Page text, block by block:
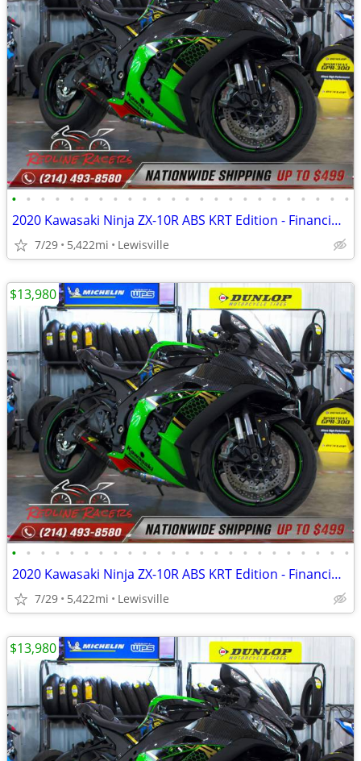
• • • • • • • • • • • • • • • • • • • • • • • •
2020 Kawasaki Ninja ZX-10R ABS KRT Edition - Financing Available!
7/29 5,422mi Lewisville
• • • • • • • • • • • • • • • • • • • • • • • •
2020 Kawasaki Ninja ZX-10R ABS KRT Edition - Financing Available!
7/29 5,422mi Lewisville
$13,980
$13,980